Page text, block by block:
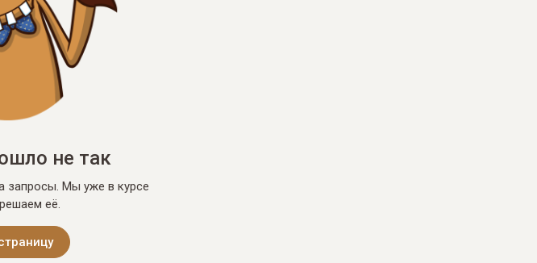
не так
запросы. Мы уже в курсе
её.